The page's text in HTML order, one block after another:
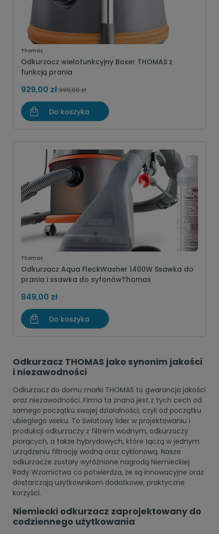
Thomas
Odkurzacz wielofunkcyjny Boxer THOMAS z
funkcją prania
929,00 zł999,00 zł
Do koszyka
Thomas
Odkurzacz Aqua FleckWasher 1400W Ssawka do
prania i ssawka do syfonówThomas
849,00 zł
Do koszyka
Odkurzacz THOMAS jako synonim jakości
i niezawodności
Odkurzacz do domu marki THOMAS to gwarancja jakości
oraz niezawodności. Firma ta znana jest z tych cech od
samego początku swojej działalności, czyli od początku
ubiegłego wieku. To światowy lider w projektowaniu i
produkcji odkurzaczy z filtrem wodnym, odkurzaczy
piorących, a także hybrydowych, które łączą w jednym
urządzeniu filtrację wodną oraz cyklonową. Nasze
odkurzacze zostały wyróżnione nagrodą Niemieckiej
Rady Wzornictwa co potwierdza, że są innowacyjne oraz
dostarczają użytkownikom dodatkowe, praktyczne
korzyści.
Niemiecki odkurzacz zaprojektowany do
codziennego użytkowania